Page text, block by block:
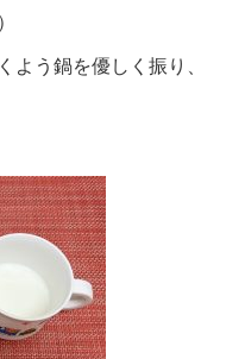
う鍋を優しく振り、